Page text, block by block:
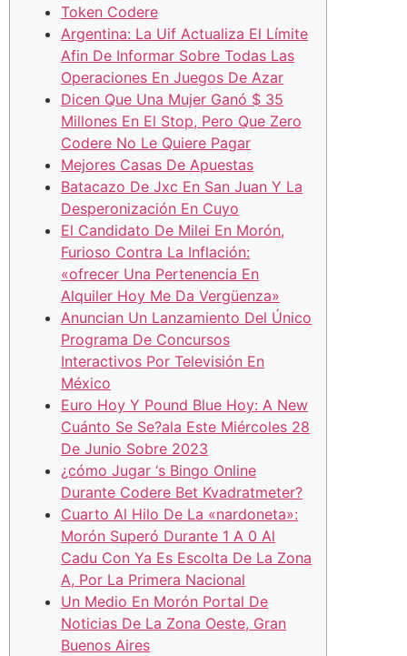
Token Codere
Argentina: La Uif Actualiza El Límite
Afin De Informar Sobre Todas Las
Operaciones En Juegos De Azar
Dicen Que Una Mujer Ganó $ 35
Millones En El Stop, Pero Que Zero
Codere No Le Quiere Pagar
Mejores Casas De Apuestas
Batacazo De Jxc En San Juan Y La
Desperonización En Cuyo
El Candidato De Milei En Morón,
Furioso Contra La Inflación:
«ofrecer Una Pertenencia En
Alquiler Hoy Me Da Vergüenza»
Anuncian Un Lanzamiento Del Único
Programa De Concursos
Interactivos Por Televisión En
México
Euro Hoy Y Pound Blue Hoy: A New
Cuánto Se Se?ala Este Miércoles 28
De Junio Sobre 2023
¿cómo Jugar ‘s Bingo Online
Durante Codere Bet Kvadratmeter?
Cuarto Al Hilo De La «nardoneta»:
Morón Superó Durante 1 A 0 Al
Cadu Con Ya Es Escolta De La Zona
A, Por La Primera Nacional
Un Medio En Morón Portal De
Noticias De La Zona Oeste, Gran
Buenos Aires